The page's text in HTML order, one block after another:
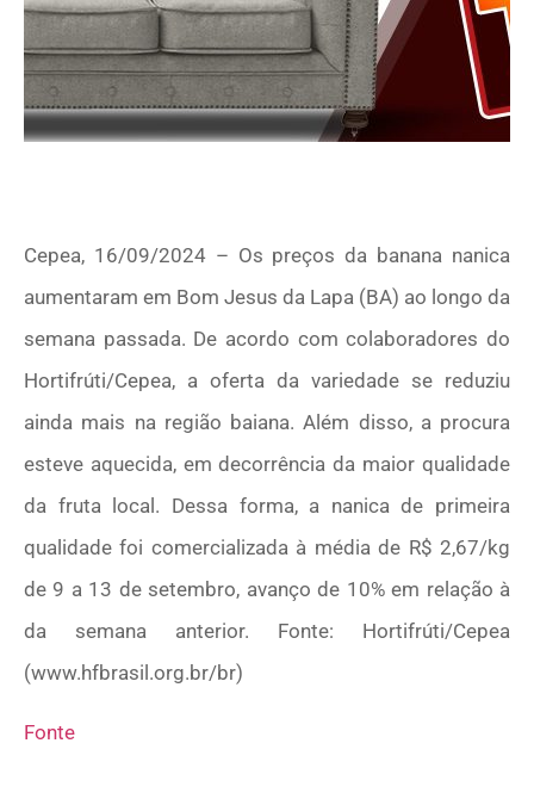
Cepea, 16/09/2024 – Os preços da banana nanica
aumentaram em Bom Jesus da Lapa (BA) ao longo da
semana passada. De acordo com colaboradores do
Hortifrúti/Cepea, a oferta da variedade se reduziu
ainda mais na região baiana. Além disso, a procura
esteve aquecida, em decorrência da maior qualidade
da fruta local. Dessa forma, a nanica de primeira
qualidade foi comercializada à média de R$ 2,67/kg
de 9 a 13 de setembro, avanço de 10% em relação à
da semana anterior. Fonte: Hortifrúti/Cepea
(www.hfbrasil.org.br/br)
Fonte